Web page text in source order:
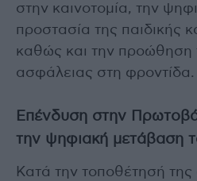
στην καινοτομία, την
προστασία της παιδικής
καθώς και την προώθηση
ασφάλειας στη φροντίδα.
Επένδυση στην
την ψηφιακή μετάβαση
Κατά την τοποθέτησή της